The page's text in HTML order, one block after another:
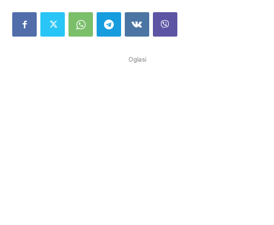
Oglasi